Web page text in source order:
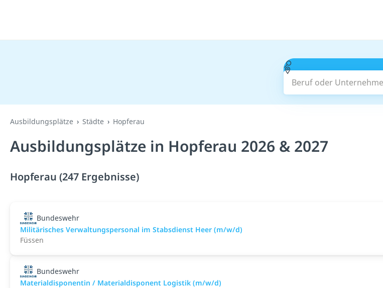
Beruf oder Unternehmen
Ausbildungsplätze Städte Hopferau
Ausbildungsplätze in Hopferau 2026 & 2027
Hopferau (247 Ergebnisse)
Bundeswehr
Militärisches Verwaltungspersonal im Stabsdienst Heer (m/w/d)
Füssen
Bundeswehr
Materialdisponentin / Materialdisponent Logistik (m/w/d)